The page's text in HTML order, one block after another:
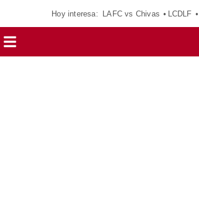
Hoy interesa: LAFC vs Chivas LCDLF